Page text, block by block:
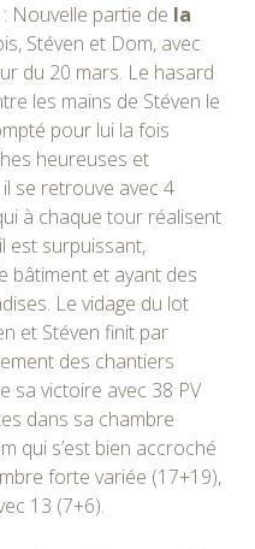
Nouvelle partie de la
Stéven et Dom, avec
du 20 mars. Le hasard
les mains de Stéven le
pour lui la fois
heureuses et
se retrouve avec 4
à chaque tour réalisent
est surpuissant,
bâtiment et ayant des
Le vidage du lot
et Stéven finit par
des chantiers
sa victoire avec 38 PV
dans sa chambre
qui s’est bien accroché
forte variée (17+19),
13 (7+6).